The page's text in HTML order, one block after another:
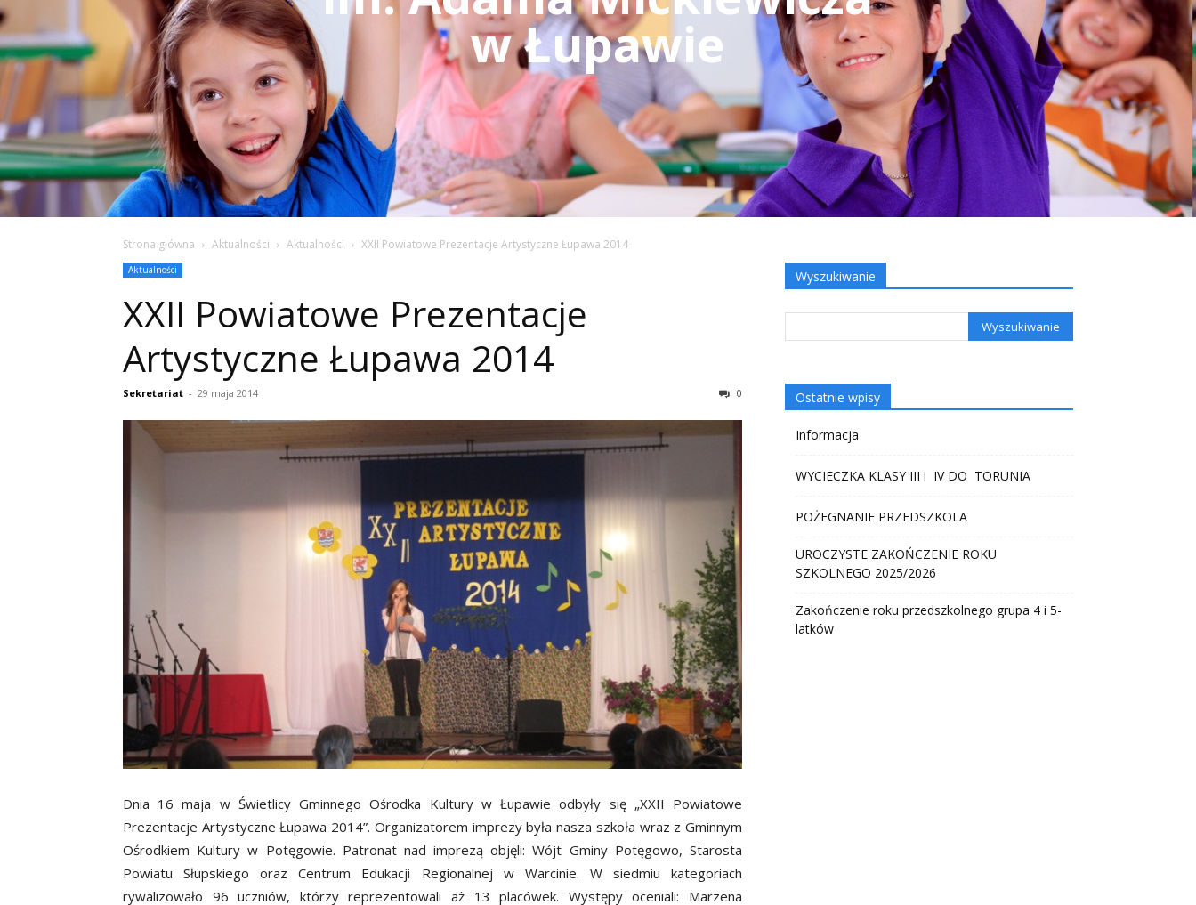
w Łupawie
Strona główna Aktualności Aktualności XXII Powiatowe Prezentacje Artystyczne Łupawa 2014
Aktualności
XXII Powiatowe Prezentacje
Artystyczne Łupawa 2014
Sekretariat - 29 maja 2014 0
Dnia 16 maja w Świetlicy Gminnego Ośrodka Kultury w Łupawie odbyły się „XXII Powiatowe
Prezentacje Artystyczne Łupawa 2014”. Organizatorem imprezy była nasza szkoła wraz z Gminnym
Ośrodkiem Kultury w Potęgowie. Patronat nad imprezą objęli: Wójt Gminy Potęgowo, Starosta
Powiatu Słupskiego oraz Centrum Edukacji Regionalnej w Warcinie. W siedmiu kategoriach
rywalizowało 96 uczniów, którzy reprezentowali aż 13 placówek. Występy oceniali: Marzena
Wyszukiwanie
Ostatnie wpisy
Informacja
WYCIECZKA KLASY III i IV DO TORUNIA
POŻEGNANIE PRZEDSZKOLA
UROCZYSTE ZAKOŃCZENIE ROKU
SZKOLNEGO 2025/2026
Zakończenie roku przedszkolnego grupa 4 i 5-
latków